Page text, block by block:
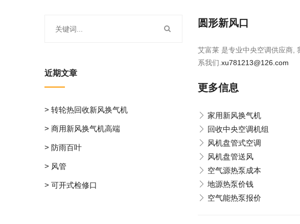
圆形新风口
艾富莱 是专业中央空调供应商,
系我们. xu781213@126.com
更多信息
家用新风换气机
回收中央空调机组
风机盘管式空调
风机盘管送风
空气源热泵成本
地源热泵价钱
空气能热泵报价
近期文章
> 转轮热回收新风换气机
> 商用新风换气机高端
> 防雨百叶
> 风管
> 可开式检修口